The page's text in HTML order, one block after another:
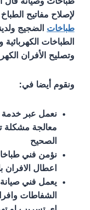
لإصلاح مفاتيح الطباخ
طباخات الضجيج
الطباخات الكهربائية
وتصليح الأفران
ونقوم أيضا في:
نعمل عبر
معالجة مشكلة
الصحيح
نؤمن فني
اعطال
يعمل فني
الشفاطات